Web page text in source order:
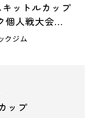
ットルカップ
個人戦大会…
クジム
ップ